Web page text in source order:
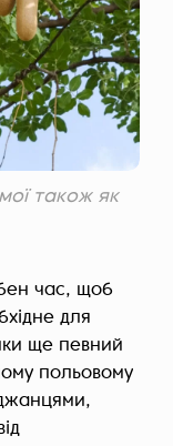
також як
час, щоб
для
ще певний
польовому